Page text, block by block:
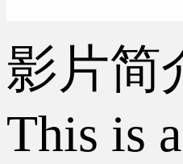
影片简
This is